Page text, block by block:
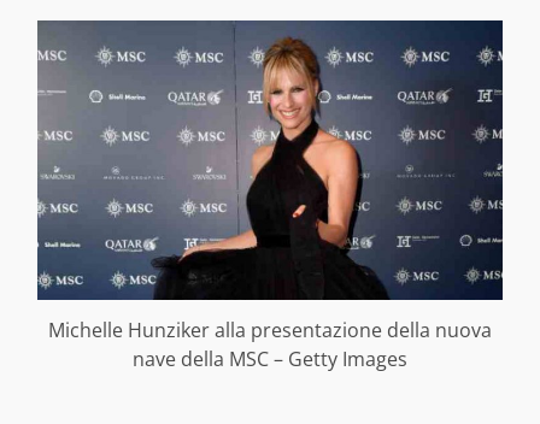
Michelle Hunziker alla presentazione della nuova
nave della MSC – Getty Images